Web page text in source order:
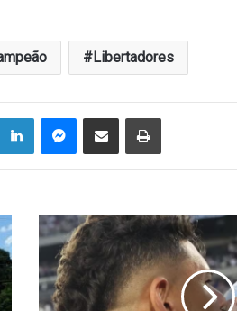
Libertadores
LinkedinMessenger
Compartilhar via e-mail Imprimir
Tiquinho
Soares
de
Sousa-
PB